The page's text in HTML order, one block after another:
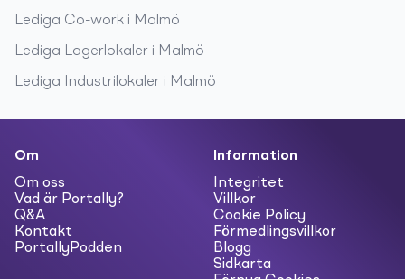
Lediga Co-work i Malmö
Lediga Lagerlokaler i Malmö
Lediga Industrilokaler i Malmö
Om
Om oss
Vad är Portally?
Q&A
Kontakt
PortallyPodden
Information
Integritet
Villkor
Cookie Policy
Förmedlingsvillkor
Blogg
Sidkarta